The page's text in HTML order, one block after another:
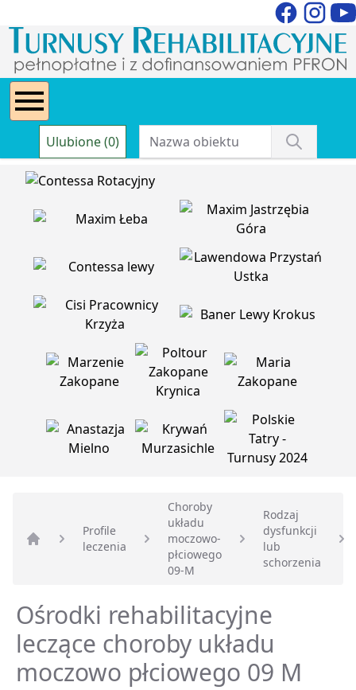
Ulubione (0)
Strona główna
Profile
leczenia
Choroby
układu
moczowo-
płciowego
09-M
Rodzaj
dysfunkcji
lub
schorzenia
Ośrodki rehabilitacyjne
leczące choroby układu
moczowo płciowego 09 M